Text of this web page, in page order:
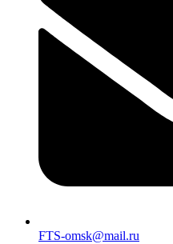
FTS-omsk@mail.ru